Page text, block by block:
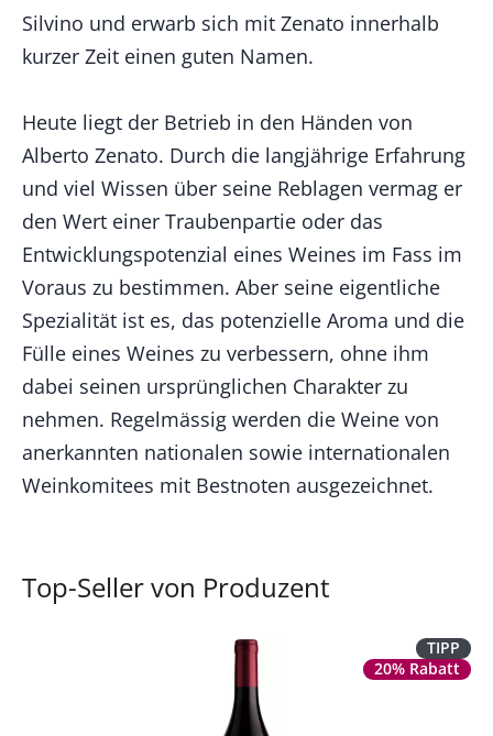
Silvino und erwarb sich mit Zenato innerhalb
kurzer Zeit einen guten Namen.
Heute liegt der Betrieb in den Händen von
Alberto Zenato. Durch die langjährige Erfahrung
und viel Wissen über seine Reblagen vermag er
den Wert einer Traubenpartie oder das
Entwicklungspotenzial eines Weines im Fass im
Voraus zu bestimmen. Aber seine eigentliche
Spezialität ist es, das potenzielle Aroma und die
Fülle eines Weines zu verbessern, ohne ihm
dabei seinen ursprünglichen Charakter zu
nehmen. Regelmässig werden die Weine von
anerkannten nationalen sowie internationalen
Weinkomitees mit Bestnoten ausgezeichnet.
Top-Seller von Produzent
TIPP
20% Rabatt